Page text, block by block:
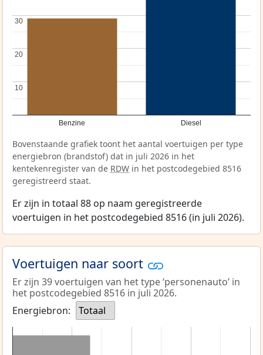
Benzine Diesel
10
10
20
20
30
30
Bovenstaande grafiek toont het aantal voertuigen per type
energiebron (brandstof) dat in juli 2026 in het
kentekenregister van de RDW in het postcodegebied 8516
geregistreerd staat.
Er zijn in totaal 88 op naam geregistreerde
voertuigen in het postcodegebied 8516 (in juli 2026).
Voertuigen naar soort
Er zijn 39 voertuigen van het type ‘personenauto’ in
het postcodegebied 8516 in juli 2026.
Energiebron:
Totaal